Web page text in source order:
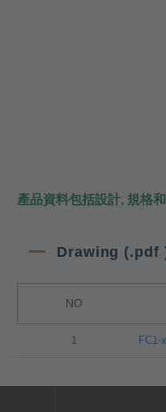
產品資料包括設計, 規格
Drawing (.pdf
NO
1 FC1-